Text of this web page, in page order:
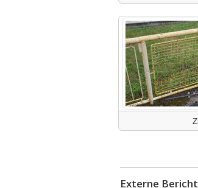
Externe